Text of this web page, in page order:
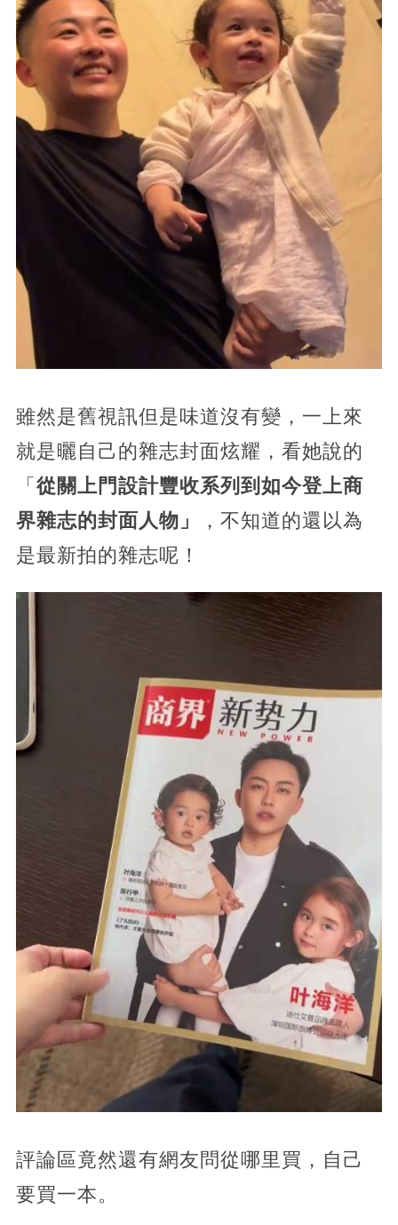
雖然是舊視訊但是味道沒有變，一上來
就是曬自己的雜志封面炫耀，看她說的
「 從關上門設計豐收系列到如今登上商
界雜志的封面人物」
，不知道的還以為
是最新拍的雜志呢！
評論區竟然還有網友問從哪里買，自己
要買一本。